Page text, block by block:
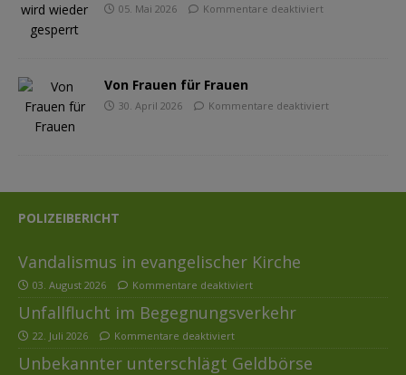
05. Mai 2026 Kommentare deaktiviert
Von Frauen für Frauen
30. April 2026 Kommentare deaktiviert
POLIZEIBERICHT
Vandalismus in evangelischer Kirche
03. August 2026 Kommentare deaktiviert
Unfallflucht im Begegnungsverkehr
22. Juli 2026 Kommentare deaktiviert
Unbekannter unterschlägt Geldbörse